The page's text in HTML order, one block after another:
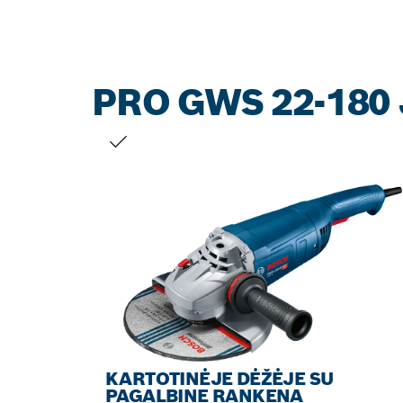
PRO GWS 22-180
KARTOTINĖJE DĖŽĖJE SU
PAGALBINE RANKENA